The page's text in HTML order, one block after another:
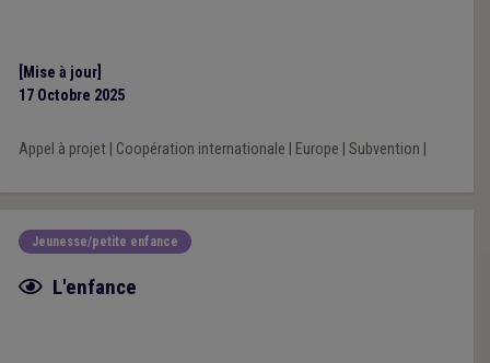
[Mise à jour]
17 Octobre 2025
Appel à projet| Coopération internationale Europe Subvention
Jeunesse/petite enfance
Fiche focus
L'enfance